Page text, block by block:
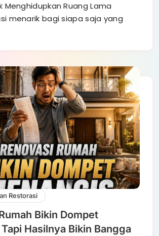
Menghidupkan Ruang Lama
menarik bagi siapa saja yang
Restorasi
Bikin Dompet
Hasilnya Bikin Bangga